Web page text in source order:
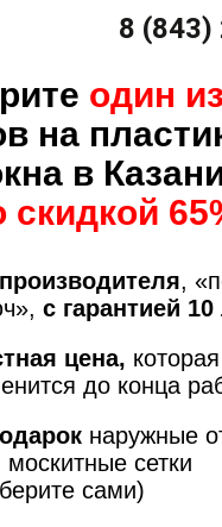
8 (843)
один
на
в
скидкой
,
с гарантией 10
цена,
до конца
наружные
москитные сетки
сами)